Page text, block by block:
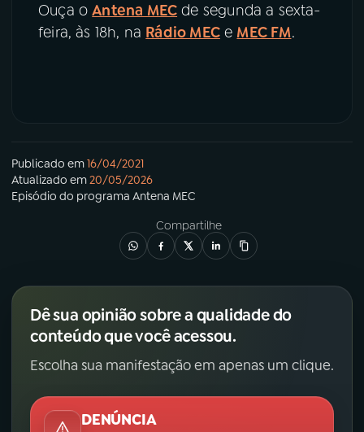
Ouça oAntena MEC de segunda a sexta-
feira, às 18h, na Rádio MECe MEC FM.
Publicado em16/04/2021
Atualizado em20/05/2026
Episódio do programa Antena MEC
Compartilhe
Dê sua opinião sobre a qualidade do
conteúdo que você acessou.
Escolha sua manifestação em apenas um clique.
DENÚNCIA